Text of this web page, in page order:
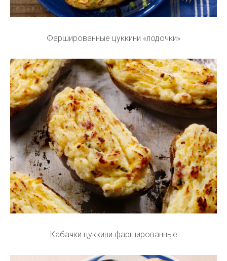
Фаршированные цуккини «лодочки»
Кабачки цуккини фаршированные